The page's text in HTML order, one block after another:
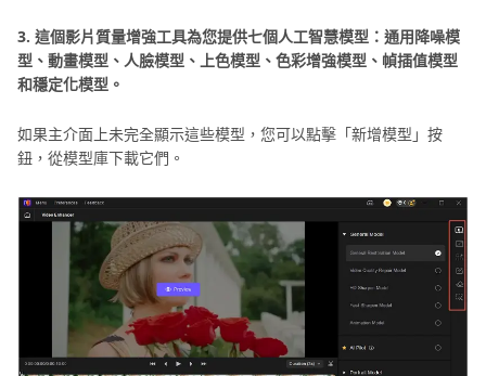
3. 這個影片質量增強工具為您提供七個人工智慧模型：通用降噪模
型、動畫模型、人臉模型、上色模型、色彩增強模型、幀插值模型
和穩定化模型。
如果主介面上未完全顯示這些模型，您可以點擊「新增模型」按
鈕，從模型庫下載它們。